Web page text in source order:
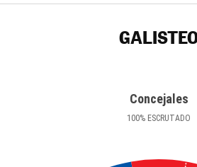
Concejales
100% ESCRUTADO